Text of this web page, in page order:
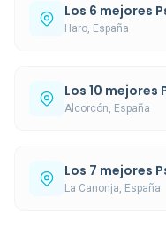
Los 6 mejores
Haro, España
Los 10
Alcorcón, España
Los 7 mejores
La Canonja, España